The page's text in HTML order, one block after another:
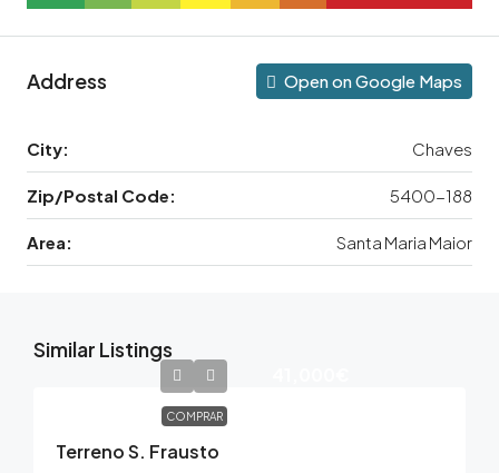
Address Open on Google Maps
City: Chaves
Zip/Postal Code: 5400-188
Area: Santa Maria Maior
Similar Listings
COMPRAR
Terreno S. Frausto